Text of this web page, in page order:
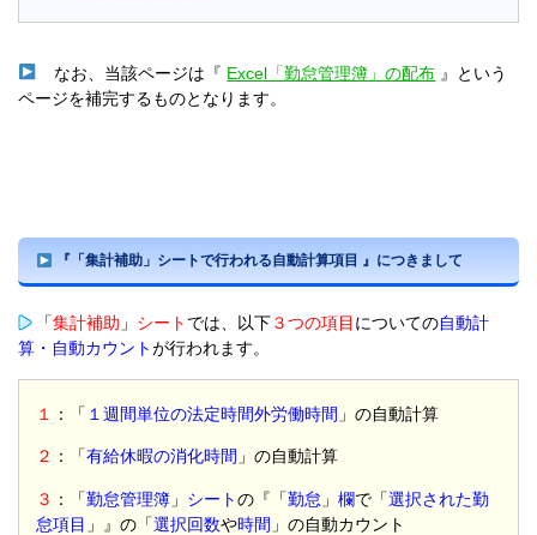
なお、当該ページは『 Excel「勤怠管理簿」の配布 』という
ページを補完するものとなります。
『「集計補助」シートで行われる自動計算項目 』につきまして
「集計補助 」 シート では、以下３つの項目 についての自動計
算・自動カウントが行われます。
１ ：「 １週間単位の法定時間外労働時間 」の自動計算
２ ：「有給休暇の消化時間 」の自動計算
３ ：「勤怠管理簿 」 シートの『「勤怠 」欄で「選択された勤
怠項目 」』の「選択回数や時間 」の自動カウント